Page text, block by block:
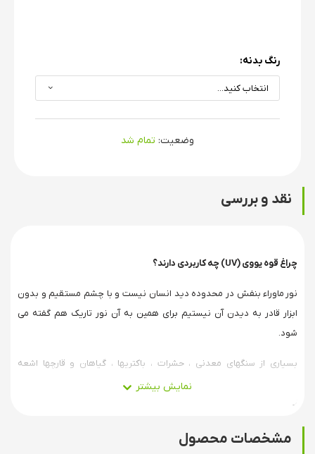
رنگ بدنه:
وضعیت: تمام شد
نقد و بررسی
چراغ قوه یووی (UV) چه کاربردی دارند؟
نور ماوراء بنفش در محدوده دید انسان نیست و با چشم مستقیم و بدون
ابزار قادر به دیدن آن نیستیم برای همین به آن نور تاریک هم گفته می
شود.
بسیاری از سنگهای معدنی ، حشرات ، باکتریها ، گیاهان و قارچها اشعه
فرابنفش را جذب می کنند و قسمتی از آن را به صورت نور مرئی منتشر می
کنند.
مشخصات محصول